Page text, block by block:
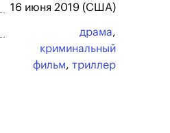
16 июня 2019 (США)
драма,
криминальный
фильм, триллер